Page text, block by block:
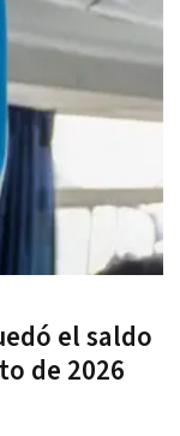
el saldo
de 2026